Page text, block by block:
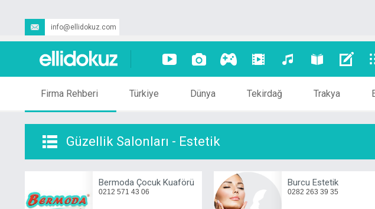
info@ellidokuz.com
Firma Rehberi Türkiye Dünya Tekirdağ Trakya
Güzellik Salonları - Estetik
Bermoda Çocuk Kuaförü
0212 571 43 06
Burcu Estetik
0282 263 39 35